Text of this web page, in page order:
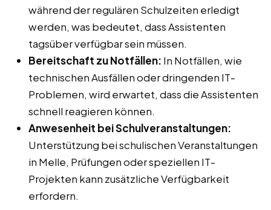
während der regulären Schulzeiten erledigt
werden, was bedeutet, dass Assistenten
tagsüber verfügbar sein müssen.
Bereitschaft zu Notfällen: In Notfällen, wie
technischen Ausfällen oder dringenden IT-
Problemen, wird erwartet, dass die Assistenten
schnell reagieren können.
Anwesenheit bei Schulveranstaltungen:
Unterstützung bei schulischen Veranstaltungen
in Melle, Prüfungen oder speziellen IT-
Projekten kann zusätzliche Verfügbarkeit
erfordern.